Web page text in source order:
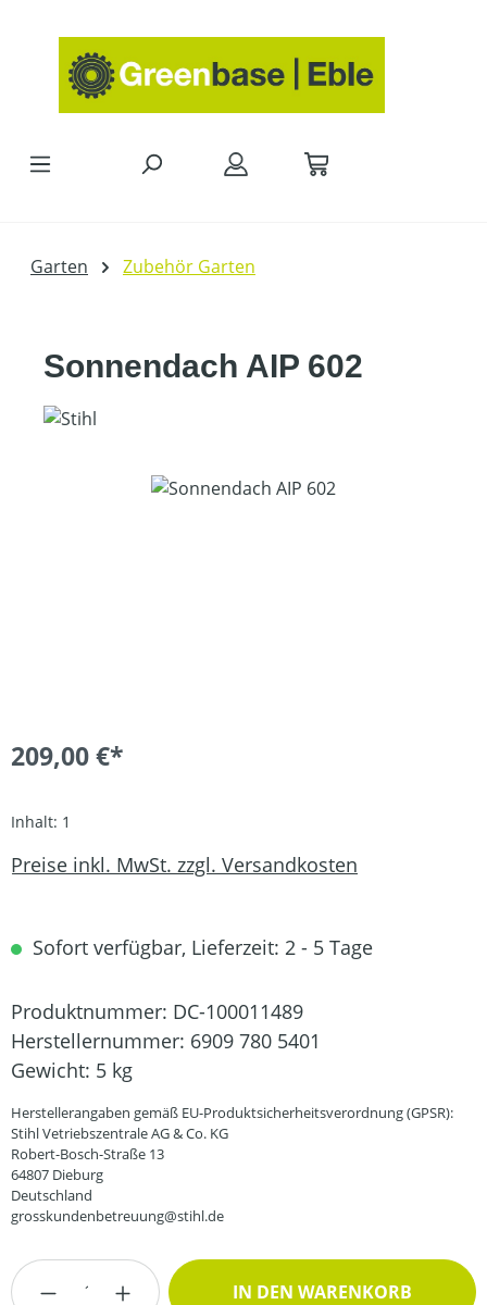
Garten Zubehör Garten
Sonnendach AIP 602
Bildergalerie überspringen
209,00 €*
Inhalt: 1
Preise inkl. MwSt. zzgl. Versandkosten
Sofort verfügbar, Lieferzeit: 2 - 5 Tage
Produktnummer: DC-100011489
Herstellernummer: 6909 780 5401
Gewicht: 5 kg
Herstellerangaben gemäß EU-Produktsicherheitsverordnung (GPSR):
Stihl Vetriebszentrale AG & Co. KG
Robert-Bosch-Straße 13
64807 Dieburg
Deutschland
grosskundenbetreuung@stihl.de
Produkt Anzahl: Gib den gewünschten
IN DEN WARENKORB